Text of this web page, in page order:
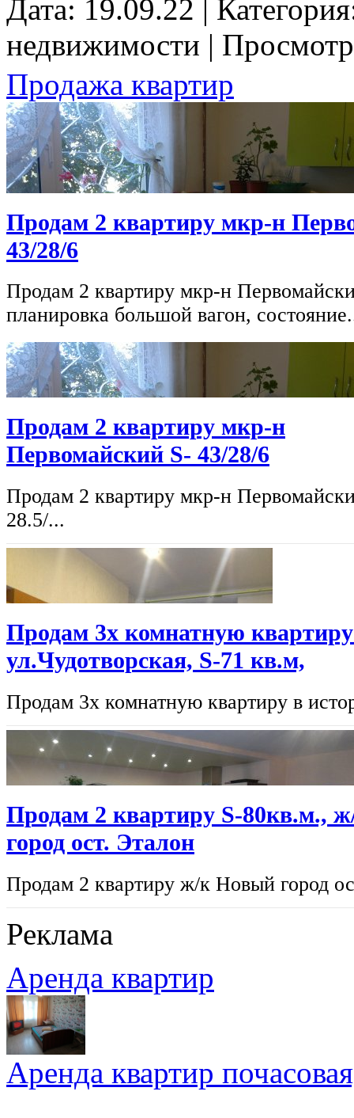
Дата: 19.09.22 |
недвижимости |
Продажа квартир
Продам 2 квартиру мкр-н
43/28/6
Продам 2 квартиру мкр-н
планировка большой вагон,
Продам 2 квартиру мкр-н
Первомайский S- 43/28/6
Продам 2 квартиру мкр-н
28.5/...
Продам 3х комнатную
ул.Чудотворская, S-71 кв.м,
Продам 3х комнатную квартиру в
Продам 2 квартиру S-80кв.м.,
город ост. Эталон
Продам 2 квартиру ж/к Новый город
Реклама
Аренда квартир
Аренда квартир